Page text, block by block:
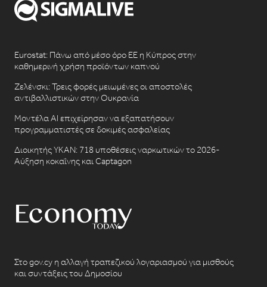
Eurostat: Πάνω από μέσο όρο ΕΕ η Κύπρος στην
καθημερινή χρήση προϊόντων καπνού
Ζελένσκι: Τρεις φορές μειωμένες οι αποστολές
αντιβαλλιστικών στην Ουκρανία
Μοντέλα AI επιχείρησαν να εξαπατήσουν
προγραμματιστές σε δοκιμές ασφαλείας
Διοικητής ΥΚΑΝ: 718 υποθέσεις ναρκωτικών το 2026-
Αύξηση κοκαΐνης και Captagon
Στο gov.cy η αλλαγή τραπεζικού λογαριασμού για μισθούς
και συντάξεις του Δημοσίου